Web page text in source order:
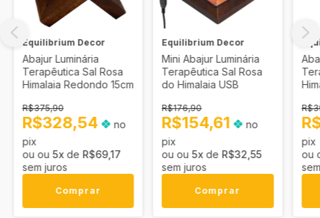
Equilibrium Decor
Abajur Luminária
Terapêutica Sal Rosa
Himalaia Redondo 15cm
R$375,90
R$328,54
no
pix
5x de R$69,17
sem juros
Comprar
Equilibrium Decor
Mini Abajur Luminária
Terapêutica Sal Rosa
do Himalaia USB
R$176,90
R$154,61
no
pix
5x de R$32,55
sem juros
Comprar
pix